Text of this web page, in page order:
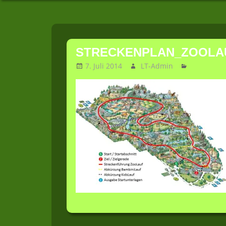
Zoolauf
Zum
Inhalt
springen
7. Juli 2014 LT-Admin